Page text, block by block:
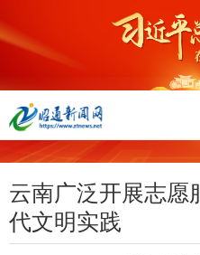
云南广泛开展志愿
代文明实践